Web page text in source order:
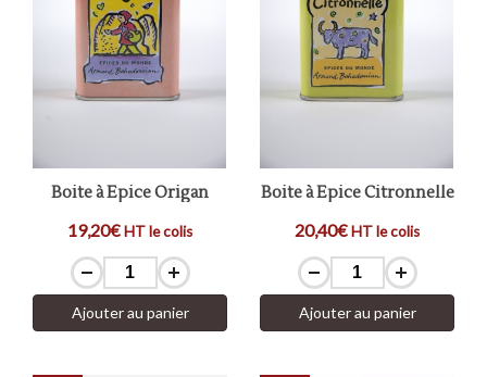
Boite à Epice Origan
19,20€HT le colis
Ajouter au panier
Boite à Epice Citronnelle
20,40€HT le colis
Ajouter au panier